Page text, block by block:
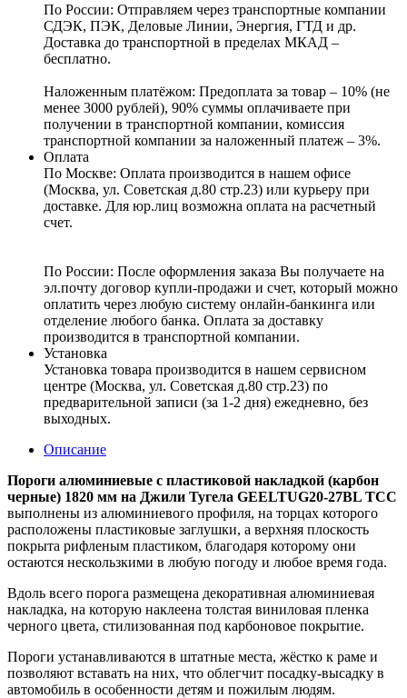
По России: Отправляем через транспортные компании
СДЭК, ПЭК, Деловые Линии, Энергия, ГТД и др.
Доставка до транспортной в пределах МКАД –
бесплатно.
Наложенным платёжом: Предоплата за товар – 10% (не
менее 3000 рублей), 90% суммы оплачиваете при
получении в транспортной компании, комиссия
транспортной компании за наложенный платеж – 3%.
Оплата
По Москве: Оплата производится в нашем офисе
(Москва, ул. Советская д.80 стр.23) или курьеру при
доставке. Для юр.лиц возможна оплата на расчетный
счет.
По России: После оформления заказа Вы получаете на
эл.почту договор купли-продажи и счет, который можно
оплатить через любую систему онлайн-банкинга или
отделение любого банка. Оплата за доставку
производится в транспортной компании.
Установка
Установка товара производится в нашем сервисном
центре (Москва, ул. Советская д.80 стр.23) по
предварительной записи (за 1-2 дня) ежедневно, без
выходных.
Описание
Пороги алюминиевые с пластиковой накладкой (карбон
черные) 1820 мм на Джили Тугела GEELTUG20-27BL ТСС
выполнены из алюминиевого профиля, на торцах которого
расположены пластиковые заглушки, а верхняя плоскость
покрыта рифленым пластиком, благодаря которому они
остаются нескользкими в любую погоду и любое время года.
Вдоль всего порога размещена декоративная алюминиевая
накладка, на которую наклеена толстая виниловая пленка
черного цвета, стилизованная под карбоновое покрытие.
Пороги устанавливаются в штатные места, жёстко к раме и
позволяют вставать на них, что облегчит посадку-высадку в
автомобиль в особенности детям и пожилым людям.